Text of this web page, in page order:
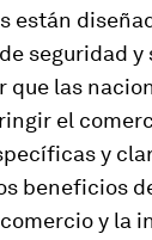
están
seguridad
que las
el
y
beneficios
y la